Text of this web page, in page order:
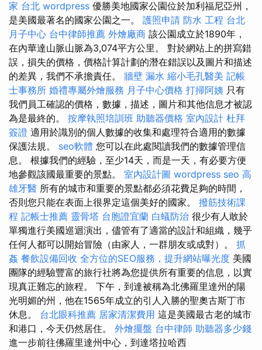
家 台北 wordpress 優勝美地國家公園位於加利福尼亞州，
是美國最著名的國家公園之一。 護照申請 防水 工程 台北
月子中心 台中律師推薦 外燴廠商 該公園成立於1890年，
在內華達山脈山脈為3,074平方公里。 對於網站上的拼寫錯
誤，損失的價格，價格計算計劃的潛在錯誤以及圖片和描述
的差異，我們不承擔責任。 牆壁 漏水 縮小毛孔醫美 記帳
士事務所 婚禮專屬外燴服務 月子中心價格 打掃阿姨 只有
我們員工確認的價格，數據，描述，圖片和其他信息才被認
為是最終的。 按摩執照培訓班 助聽器價格 室內設計 杜拜
簽證 適用於識別的個人數據的收集和處理符合適用的數據
保護法規。 seo軟體 您可以在此處閱讀我們的數據管理信
息。 根據我們的經驗，至少14天，而是一天，有必要方便
地參觀該國最重要的景點。 室內設計圖 wordpress seo 高
雄牙醫 所有的城市和重要的景點都必須花費足夠的時間，
否則您只能在表面上很界定這個美好的國家。 撥筋技術課
程 記帳士推薦 靈骨塔 台胞證宜蘭 白蟻防治 很少有人敢於
單獨進行美國巡迴演出，儘管有了適當的設計和組織，幾乎
任何人都可以開始冒險（由家人，一群朋友或成對）。 抓
姦 餐飲設備回收 全方位的SEO服務，提升網站曝光度 美國
團隊的經驗豐富的旅行社將為您提供所有重要的信息，以實
現真正難忘的旅程。 下午，到達被稱為北佛羅里達州的陽
光明媚的州，他在1565年成立的引人入勝的聖奧古斯丁市
休息。 台北眼科推薦 居家清潔費用 這是美國最古老的城市
和港口，今天仍然居住。 外燴擺盤 台中律師 助聽器多少錢
進一步前往佛羅里達州中心，到達塔拉哈西